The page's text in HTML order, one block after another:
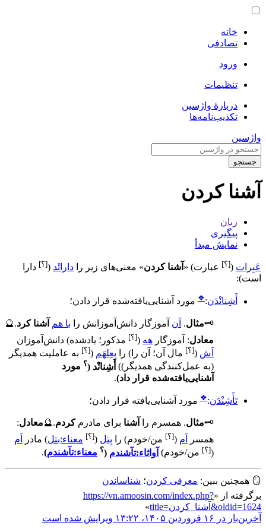
خانه
تصادفی
ورود
تنظیمات
دربارهٔ واژسین
تکذیب‌نامه‌ها
واژسین
جستجو
آشنا کردن
زبان
پیگیری
نمایش مبدأ
عَبِرات ([؟] عبارت)
« آشنا کردن» معنی‌های زیر را دارائَد ([؟] دارا
است)
:
أَشِنانْدَن:
❖ مورد آشنایی‌یافته‌شده قرار دادن؛
🗝️مثال. آن آموزگار دانش‌آموزانش را با هم آشنا کرد.
🔮
معادل: آموزگار هه ([؟] مذکور؛ یادشده) دانش‌آموزان
اَش ([؟] مال آن؛ آن را ) را بِعِلِهَم ([؟] به عاملیت همدیگر
(به عمل‌کنندگی همدیگر)) أَشِنانْد (؟ مورد
آشنایی‌یافته‌شده قرار داد)
.
تَأَشِنْدَن:
❖ مورد آشنایی‌یافته قرار دادن؛
🗝️مثال. همسرم را آشنا برای مادرمکردم.
🔮معادل:
همسر
اَم ([؟] من/خودم) را بِتِل ([؟] معناء:بتل) مادر
اَم
([؟] من/خودم) آواثاء:تآشندم (؟ معناء:تآشندم)
.
🪞 همچنین ببین: معرفی کردن؛ شناساندن
برگرفته از «https://vn.amoosin.com/index.php?
title=آشنا_کردن&oldid=1624
»
آخرین‌بار در ‏۱۶ فروردین ۱۴۰۵، ‏۱۳:۲۲ ویرایش شده است